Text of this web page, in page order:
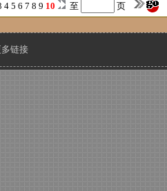
4 5 6 7 8 9 10 至
页
链接